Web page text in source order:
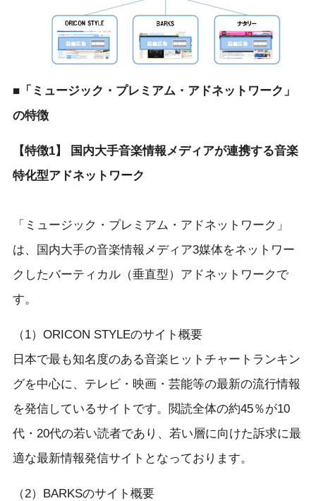
■「ミュージック・プレミアム・アドネットワーク」
の特徴
【特徴1】 国内大手音楽情報メディアが連携する音楽
特化型アドネットワーク
「ミュージック・プレミアム・アドネットワーク」
は、国内大手の音楽情報メディア3媒体をネットワー
クしたバーティカル（垂直型）アドネットワークで
す。
（1）ORICON STYLEのサイト概要
日本で最も知名度のある音楽ヒットチャートランキン
グを中心に、テレビ・映画・芸能等の最新の流行情報
を発信しているサイトです。閲読全体の約45％が10
代・20代の若い読者であり、若い層に向けた訴求に最
適な最新情報発信サイトとなっております。
（2）BARKSのサイト概要